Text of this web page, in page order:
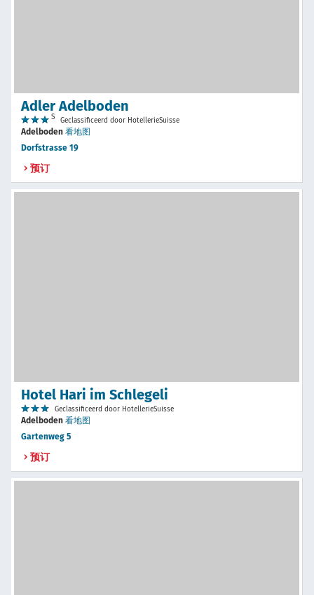
Adler Adelboden
S Geclassificeerd door HotellerieSuisse
Adelboden 看地图
Dorfstrasse 19
预订
Hotel Hari im Schlegeli
Geclassificeerd door HotellerieSuisse
Adelboden 看地图
Gartenweg 5
预订